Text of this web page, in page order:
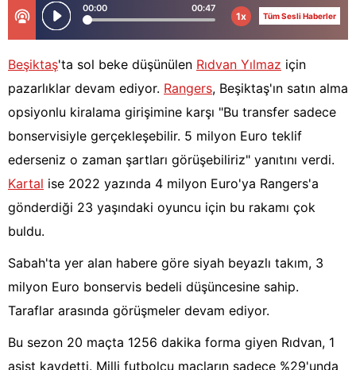
00:47
00:00
1x Tüm Sesli Haberler
Beşiktaş'ta sol beke düşünülen Rıdvan Yılmaz için
pazarlıklar devam ediyor. Rangers, Beşiktaş'ın satın alma
opsiyonlu kiralama girişimine karşı "Bu transfer sadece
bonservisiyle gerçekleşebilir. 5 milyon Euro teklif
ederseniz o zaman şartları görüşebiliriz" yanıtını verdi.
Kartal ise 2022 yazında 4 milyon Euro'ya Rangers'a
gönderdiği 23 yaşındaki oyuncu için bu rakamı çok
buldu.
Sabah'ta yer alan habere göre siyah beyazlı takım, 3
milyon Euro bonservis bedeli düşüncesine sahip.
Taraflar arasında görüşmeler devam ediyor.
Bu sezon 20 maçta 1256 dakika forma giyen Rıdvan, 1
asist kaydetti. Milli futbolcu maçların sadece %29'unda